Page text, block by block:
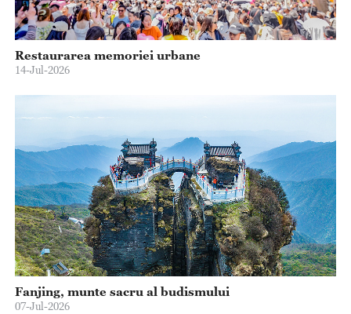
Restaurarea memoriei urbane
14-Jul-2026
Fanjing, munte sacru al budismului
07-Jul-2026